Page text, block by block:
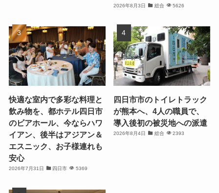
2026年8月3日 総合 5626
快適な室内で多彩な料理と
飲み物を、都ホテル四日市
のビアホール、今ならハワ
イアン、後半はアジアン＆
エスニック、お子様連れも
安心
2026年7月31日 四日市 5369
四日市市のトイレトラック
が熊本へ、4人の職員で、
導入後初の被災地への派遣
2026年8月4日 総合 2393